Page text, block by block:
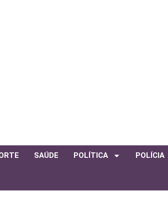
SAÚDE POLÍTICA POLÍCIA